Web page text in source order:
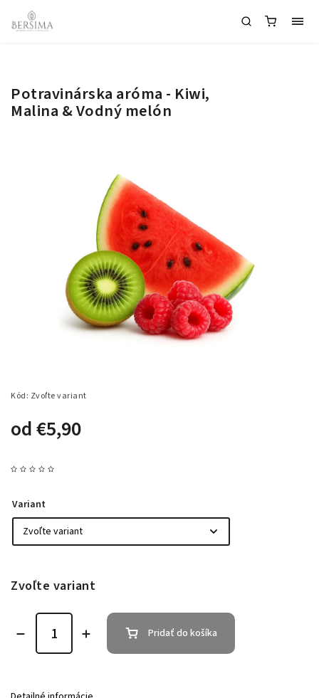
Potravinárska aróma - Kiwi,
Malina & Vodný melón
Kód: Zvoľte variant
od€5,90
Variant
Zvoľte variant
Pridať do košíka